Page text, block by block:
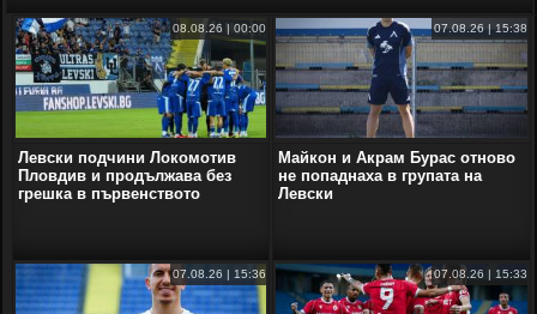
08.08.26 | 00:00
Левски подчини Локомотив
Пловдив и продължава без
грешка в първенството
07.08.26 | 15:38
Майкон и Акрам Бурас отново
не попаднаха в групата на
Левски
07.08.26 | 15:36 07.08.26 | 15:33